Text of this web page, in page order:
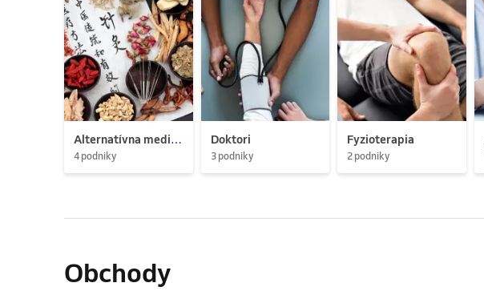
Alternatívna medicína
4 podniky
Doktori
3 podniky
Fyzioterapia
2 podniky
Obchody